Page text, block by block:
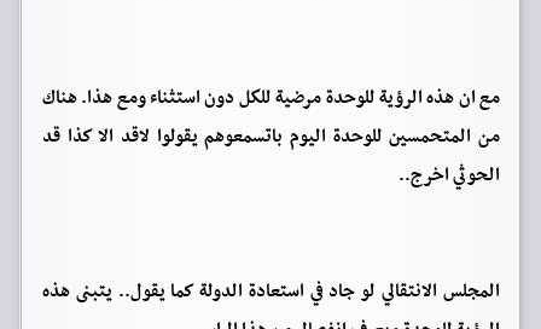
مع ان هذه الرؤية للوحدة مرضية للكل دون استثناء ومع هذا. هناك
من المتحمسين للوحدة اليوم باتسمعوهم يقولوا لاقد الا كذا قد
الحوثي اخرج..
المجلس الانتقالي لو جاد في استعادة الدولة كما يقول.. يتبنى هذه